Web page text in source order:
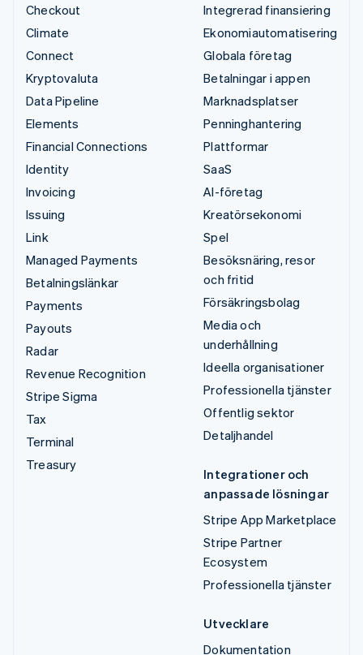
Checkout
Climate
Connect
Kryptovaluta
Data Pipeline
Elements
Financial Connections
Identity
Invoicing
Issuing
Link
Managed Payments
Betalningslänkar
Payments
Payouts
Radar
Revenue Recognition
Stripe Sigma
Tax
Terminal
Treasury
Integrerad finansiering
Ekonomiautomatisering
Globala företag
Betalningar i appen
Marknadsplatser
Penninghantering
Plattformar
SaaS
AI-företag
Kreatörsekonomi
Spel
Besöksnäring, resor
och fritid
Försäkringsbolag
Media och
underhållning
Ideella organisationer
Professionella tjänster
Offentlig sektor
Detaljhandel
Integrationer och
anpassade lösningar
Stripe App Marketplace
Stripe Partner
Ecosystem
Professionella tjänster
Utvecklare
Dokumentation